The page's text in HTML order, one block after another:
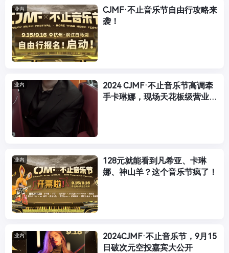
业内
CJMF·不止音乐节自由行攻略来
袭！
业内
2024 CJMF·不止音乐节高调牵
手卡琳娜，现场天花板级营业预
业内
128元就能看到凡希亚、卡琳
娜、神山羊？这个音乐节疯了！
业内
2024CJMF·不止音乐节，9月15
日破次元空投嘉宾大公开